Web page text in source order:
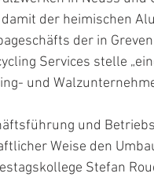
der heimischen
der in
Services stelle
und
und
Weise den
Stefan